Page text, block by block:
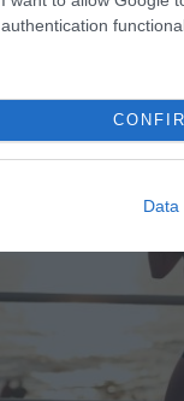
authentication
Data